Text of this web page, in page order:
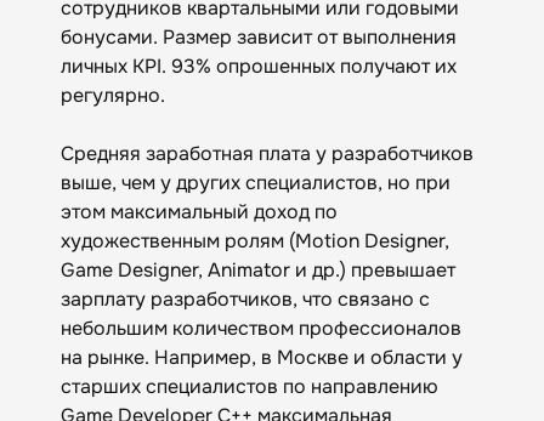
сотрудников квартальными или годовыми
бонусами. Размер зависит от выполнения
личных KPI. 93% опрошенных получают их
регулярно.
Средняя заработная плата у разработчиков
выше, чем у других специалистов, но при
этом максимальный доход по
художественным ролям (Motion Designer,
Game Designer, Animator и др.) превышает
зарплату разработчиков, что связано с
небольшим количеством профессионалов
на рынке. Например, в Москве и области у
старших специалистов по направлению
Game Developer C++ максимальная